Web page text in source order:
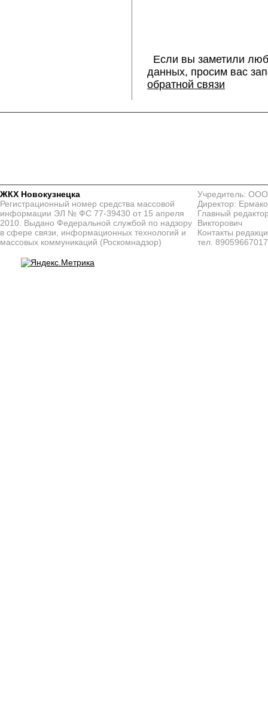
Если вы заметили
данных, просим вас
обратной связи
ЖКХ Новокузнецка
Регистрационный номер средства массовой
информации ЭЛ № ФС 77-39430 от 15 апреля
2010. Выдано Федеральной службой по надзору
в сфере связи, информационных технологий и
массовых коммуникаций (Роскомнадзор)
Учредитель:
Директор:
Главный
Викторович
Контакты
тел. 89059667017